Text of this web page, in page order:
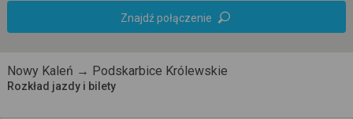
Znajdź połączenie
Nowy Kaleń → Podskarbice Królewskie
Rozkład jazdy i bilety